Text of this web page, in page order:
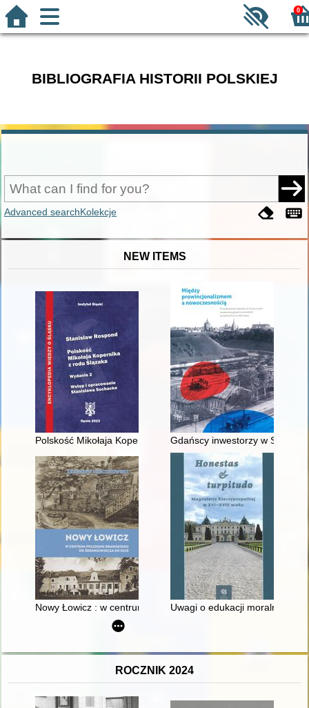
0
BIBLIOGRAFIA HISTORII POLSKIEJ
Advanced searchKolekcje
NEW ITEMS
Polskość Mikołaja Kopernika z rodu Ślązaka
Gdańscy inwestorzy w
Nowy Łowicz : w centrum poligonu drawskiego od
Uwagi o edukacji moralnej
ROCZNIK 2024